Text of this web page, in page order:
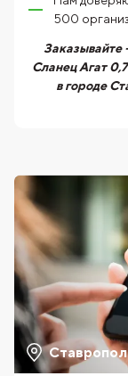
500
Заказывайте
Сланец Агат
в городе